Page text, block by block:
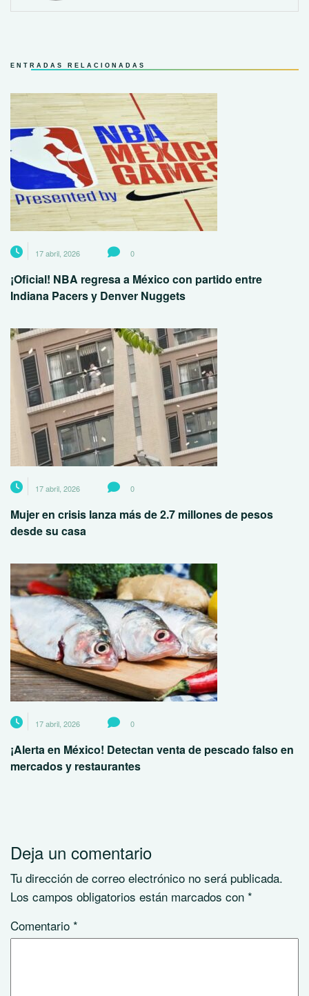
ENTRADAS RELACIONADAS
17 abril, 2026 0
¡Oficial! NBA regresa a México con partido entre
Indiana Pacers y Denver Nuggets
17 abril, 2026 0
Mujer en crisis lanza más de 2.7 millones de pesos
desde su casa
17 abril, 2026 0
¡Alerta en México! Detectan venta de pescado falso en
mercados y restaurantes
Deja un comentario
Tu dirección de correo electrónico no será publicada.
Los campos obligatorios están marcados con *
Comentario *